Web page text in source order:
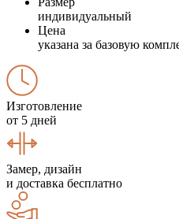
индивидуальный
Цена
указана за базовую
Изготовление
от 5 дней
Замер, дизайн
и доставка бесплатно